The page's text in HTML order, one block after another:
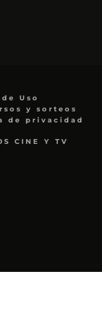
Uso
y sorteos
de privacidad
CINE Y TV